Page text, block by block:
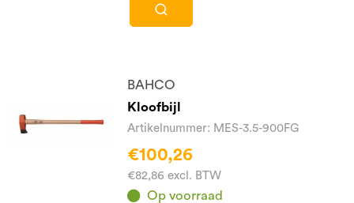
BAHCO
Kloofbijl
Artikelnummer: MES-3.5-900FG
€100,26
€82,86 excl. BTW
Op voorraad